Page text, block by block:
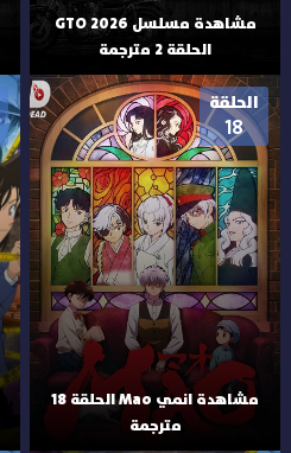
مشاهدة مسلسل GTO 2026
الحلقة 2 مترجمة
الحلقة
18
مشاهدة انمي Mao الحلقة 18
مترجمة